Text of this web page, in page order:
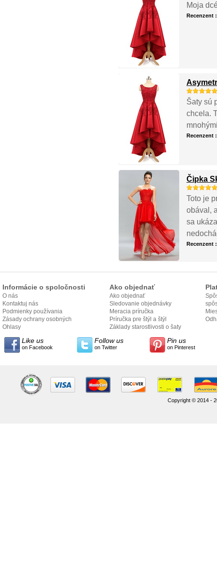
Moja
Recenzent
Šaty sú
chcela.
Recenzent
Čipka
Toto je
obával,
sa
Recenzent
Informácie o spoločnosti
O nás
Kontaktuj nás
Podmienky používania
Zásady ochrany osobných
údajov
Ohlasy
Ako objednať
Ako objednať
Sledovanie objednávky
Meracia príručka
Príručka pre štýl a štýl
Základy starostlivosti o šaty
Like us
on Facebook
Follow us
on Twitter
Pin us
on Pinterest
Copyright © 2014 -